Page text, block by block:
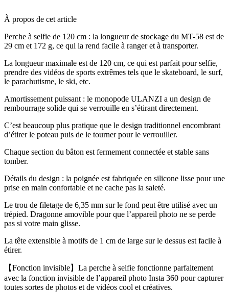
À propos de cet article
Perche à selfie de 120 cm : la longueur de stockage du MT-58 est de
29 cm et 172 g, ce qui la rend facile à ranger et à transporter.
La longueur maximale est de 120 cm, ce qui est parfait pour selfie,
prendre des vidéos de sports extrêmes tels que le skateboard, le surf,
le parachutisme, le ski, etc.
Amortissement puissant : le monopode ULANZI a un design de
rembourrage solide qui se verrouille en s’étirant directement.
C’est beaucoup plus pratique que le design traditionnel encombrant
d’étirer le poteau puis de le tourner pour le verrouiller.
Chaque section du bâton est fermement connectée et stable sans
tomber.
Détails du design : la poignée est fabriquée en silicone lisse pour une
prise en main confortable et ne cache pas la saleté.
Le trou de filetage de 6,35 mm sur le fond peut être utilisé avec un
trépied. Dragonne amovible pour que l’appareil photo ne se perde
pas si votre main glisse.
La tête extensible à motifs de 1 cm de large sur le dessus est facile à
étirer.
【Fonction invisible】La perche à selfie fonctionne parfaitement
avec la fonction invisible de l’appareil photo Insta 360 pour capturer
toutes sortes de photos et de vidéos cool et créatives.